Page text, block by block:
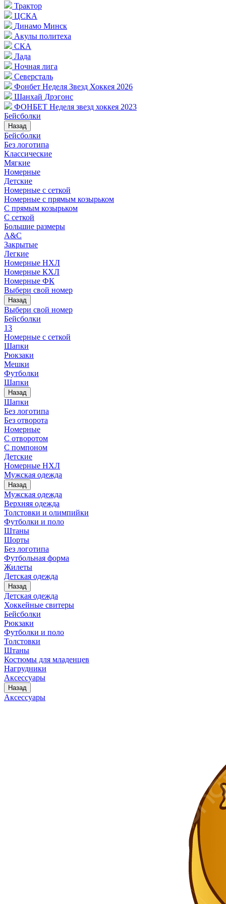
Трактор
ЦСКА
Динамо Минск
Акулы политеха
СКА
Лада
Ночная лига
Северсталь
Фонбет Неделя Звезд Хоккея 2026
Шанхай Дрэгонс
ФОНБЕТ Неделя звезд хоккея 2023
Бейсболки
Назад
Бейсболки
Без логотипа
Классические
Мягкие
Номерные
Детские
Номерные с сеткой
Номерные с прямым козырьком
С прямым козырьком
С сеткой
Большие размеры
A&C
Закрытые
Легкие
Номерные НХЛ
Номерные КХЛ
Номерные ФК
Выбери свой номер
Назад
Выбери свой номер
Бейсболки
13
Номерные с сеткой
Шапки
Рюкзаки
Мешки
Футболки
Шапки
Назад
Шапки
Без логотипа
Без отворота
Номерные
С отворотом
С помпоном
Детские
Номерные НХЛ
Мужская одежда
Назад
Мужская одежда
Верхняя одежда
Толстовки и олимпийки
Футболки и поло
Штаны
Шорты
Без логотипа
Футбольная форма
Жилеты
Детская одежда
Назад
Детская одежда
Хоккейные свитеры
Бейсболки
Рюкзаки
Футболки и поло
Толстовки
Штаны
Костюмы для младенцев
Нагрудники
Аксессуары
Назад
Аксессуары